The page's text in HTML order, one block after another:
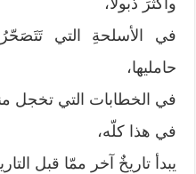
في الأسلحةِ التي
حامليها،
في الخطابات التي تخجل
في هذا كلّه،
يبدأ تاريخٌ آخر ممّا قبل